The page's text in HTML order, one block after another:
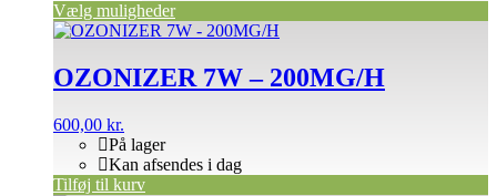
Vælg muligheder
OZONIZER 7W – 200MG/H
600,00 kr.
På lager
Kan afsendes i dag
Tilføj til kurv